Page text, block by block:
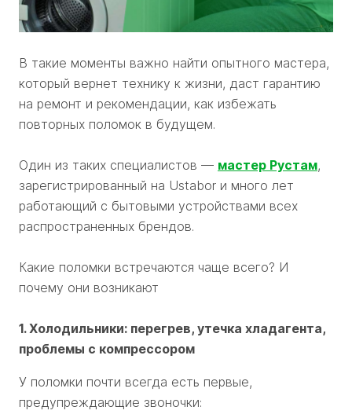
В такие моменты важно найти опытного мастера,
который вернет технику к жизни, даст гарантию
на ремонт и рекомендации, как избежать
повторных поломок в будущем.
Один из таких специалистов — мастер Рустам,
зарегистрированный на Ustabor и много лет
работающий с бытовыми устройствами всех
распространенных брендов.
Какие поломки встречаются чаще всего? И
почему они возникают
1. Холодильники: перегрев, утечка хладагента,
проблемы с компрессором
У поломки почти всегда есть первые,
предупреждающие звоночки: